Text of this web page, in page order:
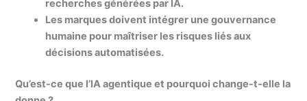
recherches générées par IA.
Les marques doivent intégrer une gouvernance
humaine pour maîtriser les risques liés aux
décisions automatisées.
Qu’est-ce que l’IA agentique et pourquoi change-t-elle la